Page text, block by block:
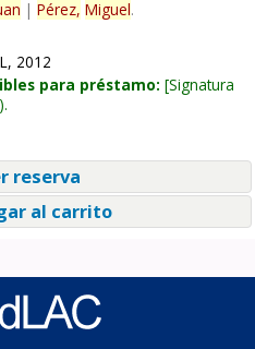
| Pérez, Miguel.
2012
para préstamo: Signatura
reserva
al carrito